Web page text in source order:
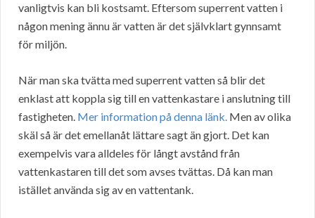
vanligtvis kan bli kostsamt. Eftersom superrent vatten i
någon mening ännu är vatten är det självklart gynnsamt
för miljön.
När man ska tvätta med superrent vatten så blir det
enklast att koppla sig till en vattenkastare i anslutning till
fastigheten. Mer information på denna länk. Men av olika
skäl så är det emellanåt lättare sagt än gjort. Det kan
exempelvis vara alldeles för långt avstånd från
vattenkastaren till det som avses tvättas. Då kan man
istället använda sig av en vattentank.